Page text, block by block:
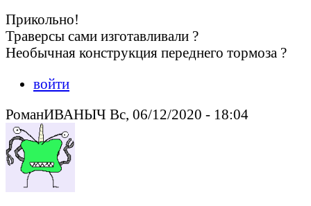
Прикольно!
Траверсы сами изготавливали ?
Необычная конструкция переднего тормоза ?
войти
РоманИВАНЫЧ Вс, 06/12/2020 - 18:04